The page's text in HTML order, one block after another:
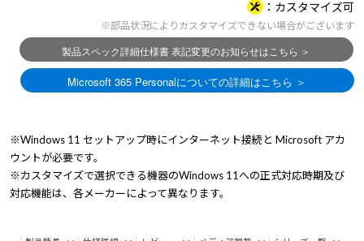
カスタマイズ可
※部品状況によりカスタマイズできない場合がございます
※Windows 11 セットアップ時にインターネット接続と Microsoft アカ
ウントが必要です。
※カスタマイズで選択できる機器のWindows 11への正式対応時期及び
対応機能は、各メーカーによって異なります。